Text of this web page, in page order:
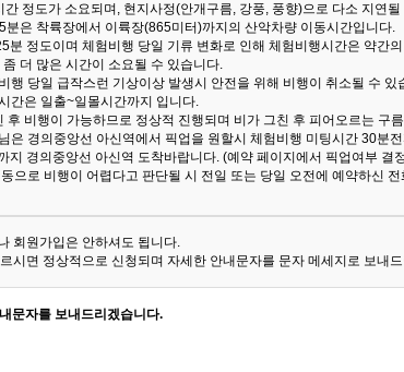
정도가 소요되며, 현지사정(안개구름, 강풍, 풍향)으로 다소 지연
분은 착륙장에서 이륙장(865미터)까지의 산악차량 이동시간입니다.
분 정도이며 체험비행 당일 기류 변화로 인해 체험비행시간은 약간
더 많은 시간이 소요될 수 있습니다.
행 당일 급작스런 기상이상 발생시 안전을 위해 비행이 취소될 수 있
간은 일출~일몰시간까지 입니다.
후 비행이 가능하므로 정상적 진행되며 비가 그친 후 피어오르는 구
은 경의중앙선 아신역에서 픽업을 원할시 체험비행 미팅시간 30분
지 경의중앙선 아신역 도착바랍니다. (예약 페이지에서 픽업여부 결
으로 비행이 어렵다고 판단될 시 전일 또는 당일 오전에 예약하신
회원가입은 안하셔도 됩니다.
시면 정상적으로 신청되며 자세한 안내문자를 문자 메세지로 보내
문자를 보내드리겠습니다.